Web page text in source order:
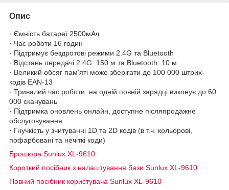
Опис
· Ємність батареї 2500мАч
· Час роботи 16 годин
· Підтримує бездротові режими 2.4G та Bluetooth
· Відстань передачі 2.4G: 150 м та Bluetooth: 10 м
· Великий обсяг пам'яті може зберігати до 100 000 штрих-
кодів EAN-13
· Тривалий час роботи: на одній повній зарядці виконує до 60
000 сканувань
· Підтримка оновлень онлайн, доступне післяпродажне
обслуговування
· Гнучкість у зчитуванні 1D та 2D кодів (в т.ч. кольорові,
пофарбовані та нечіткі коди)
Брошюра Sunlux XL-9610
Короткий посібник з налаштування бази Sunlux XL-9610
Повний посібник користувача Sunlux XL-9610